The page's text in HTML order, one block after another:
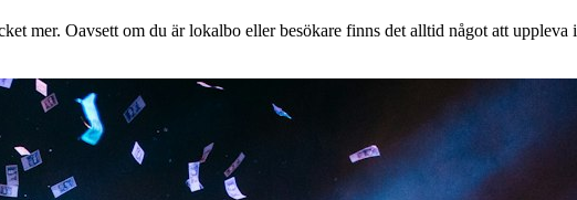
mer. Oavsett om du är lokalbo eller besökare finns det alltid något att uppleva i